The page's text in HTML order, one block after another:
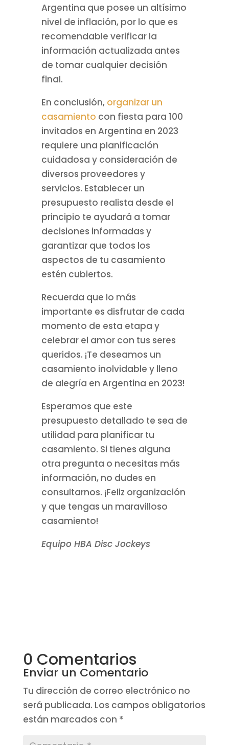
Argentina que posee un altísimo
nivel de inflación, por lo que es
recomendable verificar la
información actualizada antes
de tomar cualquier decisión
final.
En conclusión, organizar un
casamiento con fiesta para 100
invitados en Argentina en 2023
requiere una planificación
cuidadosa y consideración de
diversos proveedores y
servicios. Establecer un
presupuesto realista desde el
principio te ayudará a tomar
decisiones informadas y
garantizar que todos los
aspectos de tu casamiento
estén cubiertos.
Recuerda que lo más
importante es disfrutar de cada
momento de esta etapa y
celebrar el amor con tus seres
queridos. ¡Te deseamos un
casamiento inolvidable y lleno
de alegría en Argentina en 2023!
Esperamos que este
presupuesto detallado te sea de
utilidad para planificar tu
casamiento. Si tienes alguna
otra pregunta o necesitas más
información, no dudes en
consultarnos. ¡Feliz organización
y que tengas un maravilloso
casamiento!
Equipo HBA Disc Jockeys
0 Comentarios
Enviar un Comentario
Tu dirección de correo electrónico no
será publicada. Los campos obligatorios
están marcados con *